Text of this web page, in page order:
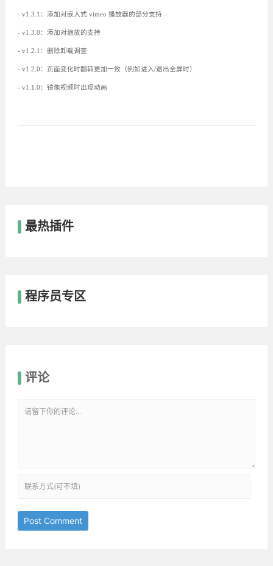
- v1.3.1：添加对嵌入式 vimeo 播放器的部分支持
- v1.3.0：添加对缩放的支持
- v1.2.1：删除卸载调查
- v1.2.0：页面变化时翻转更加一致（例如进入/退出全屏时）
- v1.1.0：镜像视频时出现动画
最热插件
程序员专区
评论
Post Comment